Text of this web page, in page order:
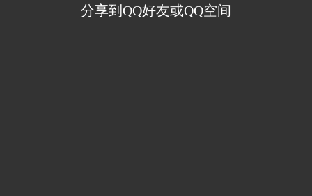
分享到QQ好友或QQ空间